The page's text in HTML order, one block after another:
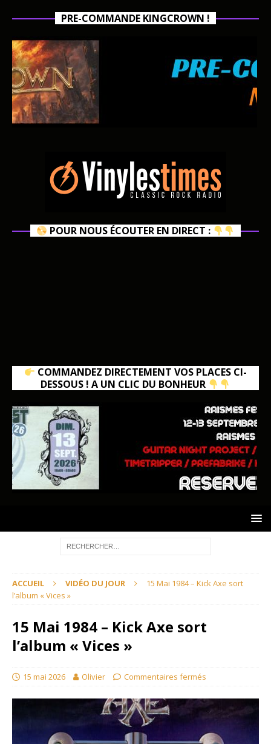
PRE-COMMANDE KINGCROWN !
POUR NOUS ÉCOUTER EN DIRECT :
COMMANDEZ DIRECTEMENT VOS PLACES CI-
DESSOUS ! A UN CLIC DU BONHEUR
ACCUEIL VIDÉO DU JOUR
15 Mai 1984 – Kick Axe sort
l’album « Vices »
15 Mai 1984 – Kick Axe sort
l’album « Vices »
15 mai 2026 Olivier Commentaires fermés